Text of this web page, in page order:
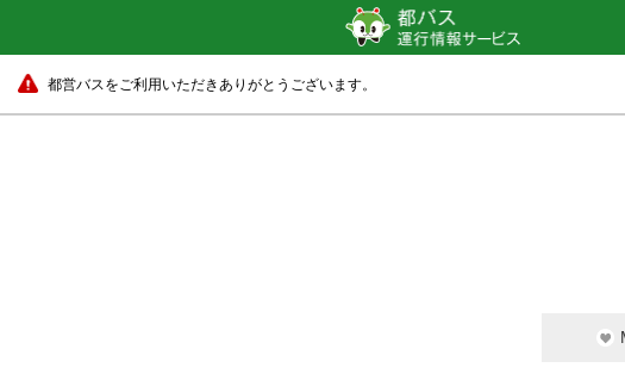
都営バスをご利用いただきありがとうございます。